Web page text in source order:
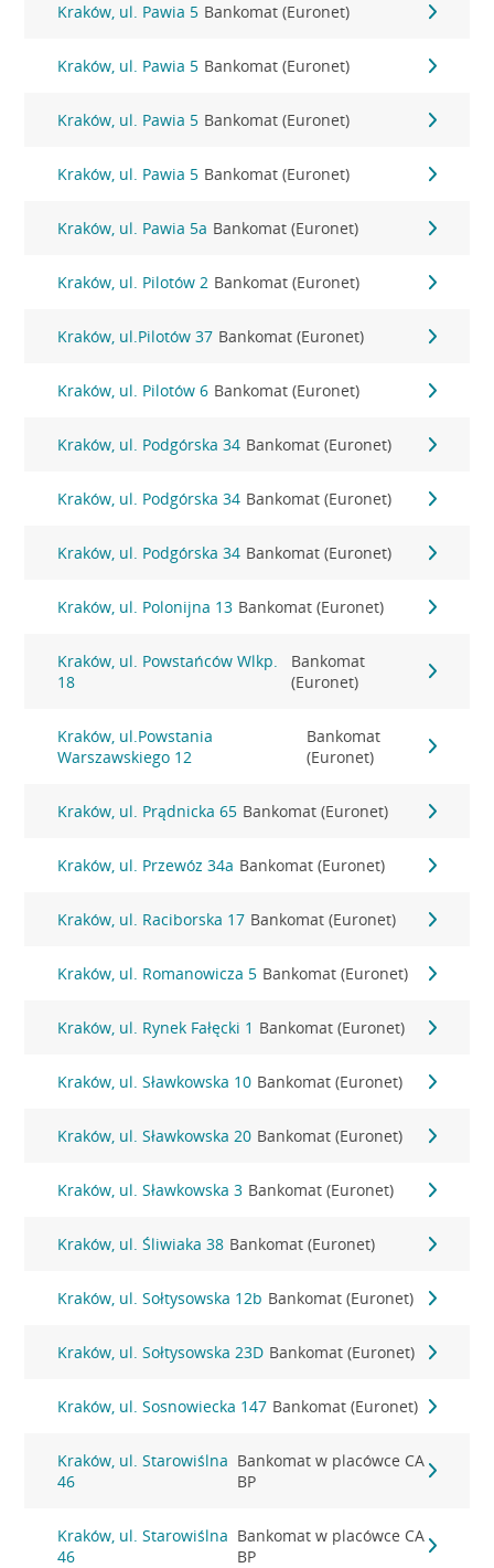
Kraków, ul. Pawia 5 Bankomat (Euronet)
Kraków, ul. Pawia 5 Bankomat (Euronet)
Kraków, ul. Pawia 5 Bankomat (Euronet)
Kraków, ul. Pawia 5 Bankomat (Euronet)
Kraków, ul. Pawia 5a Bankomat (Euronet)
Kraków, ul. Pilotów 2 Bankomat (Euronet)
Kraków, ul.Pilotów 37 Bankomat (Euronet)
Kraków, ul. Pilotów 6 Bankomat (Euronet)
Kraków, ul. Podgórska 34 Bankomat (Euronet)
Kraków, ul. Podgórska 34 Bankomat (Euronet)
Kraków, ul. Podgórska 34 Bankomat (Euronet)
Kraków, ul. Polonijna 13 Bankomat (Euronet)
Kraków, ul. Powstańców Wlkp.
18
Bankomat
(Euronet)
Kraków, ul.Powstania
Warszawskiego 12
Bankomat
(Euronet)
Kraków, ul. Prądnicka 65 Bankomat (Euronet)
Kraków, ul. Przewóz 34a Bankomat (Euronet)
Kraków, ul. Raciborska 17 Bankomat (Euronet)
Kraków, ul. Romanowicza 5 Bankomat (Euronet)
Kraków, ul. Rynek Fałęcki 1 Bankomat (Euronet)
Kraków, ul. Sławkowska 10 Bankomat (Euronet)
Kraków, ul. Sławkowska 20 Bankomat (Euronet)
Kraków, ul. Sławkowska 3 Bankomat (Euronet)
Kraków, ul. Śliwiaka 38 Bankomat (Euronet)
Kraków, ul. Sołtysowska 12b Bankomat (Euronet)
Kraków, ul. Sołtysowska 23D Bankomat (Euronet)
Kraków, ul. Sosnowiecka 147 Bankomat (Euronet)
Kraków, ul. Starowiślna
46
Bankomat w placówce CA
BP
Kraków, ul. Starowiślna
46
Bankomat w placówce CA
BP